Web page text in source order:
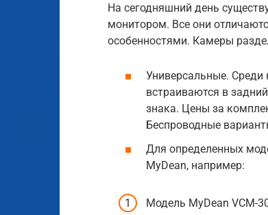
На сегодняшний день
монитором. Все они
особенностями. Камеры
Универсальные.
встраиваются в
знака. Цены за
Беспроводные
Для определенных
MyDean, например:
Модель MyDean VCM-